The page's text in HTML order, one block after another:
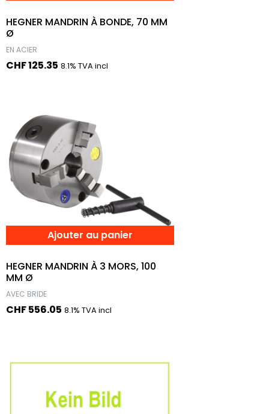
HEGNER MANDRIN À BONDE, 70 MM
Ø
EN ACIER
CHF125.35 8.1% TVA incl
Ajouter au panier
HEGNER MANDRIN À 3 MORS, 100
MM Ø
AVEC BRIDE
CHF556.05 8.1% TVA incl